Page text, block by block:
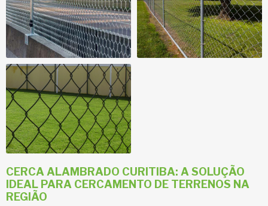
CERCA ALAMBRADO CURITIBA: A SOLUÇÃO
IDEAL PARA CERCAMENTO DE TERRENOS NA
REGIÃO